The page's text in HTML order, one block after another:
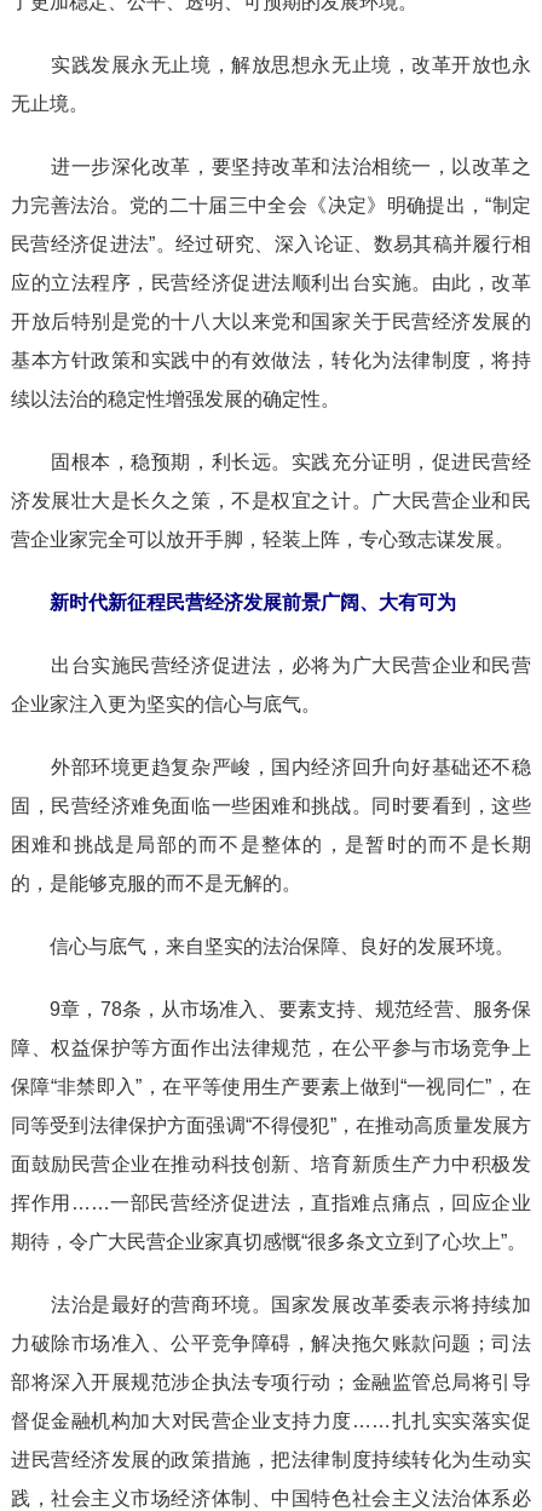
实践发展永无止境，解放思想永无止境，改革开放也永
无止境。
进一步深化改革，要坚持改革和法治相统一，以改革之
力完善法治。党的二十届三中全会《决定》明确提出，“制定
民营经济促进法”。经过研究、深入论证、数易其稿并履行相
应的立法程序，民营经济促进法顺利出台实施。由此，改革
开放后特别是党的十八大以来党和国家关于民营经济发展的
基本方针政策和实践中的有效做法，转化为法律制度，将持
续以法治的稳定性增强发展的确定性。
固根本，稳预期，利长远。实践充分证明，促进民营经
济发展壮大是长久之策，不是权宜之计。广大民营企业和民
营企业家完全可以放开手脚，轻装上阵，专心致志谋发展。
新时代新征程民营经济发展前景广阔、大有可为
出台实施民营经济促进法，必将为广大民营企业和民营
企业家注入更为坚实的信心与底气。
外部环境更趋复杂严峻，国内经济回升向好基础还不稳
固，民营经济难免面临一些困难和挑战。同时要看到，这些
困难和挑战是局部的而不是整体的，是暂时的而不是长期
的，是能够克服的而不是无解的。
信心与底气，来自坚实的法治保障、良好的发展环境。
9章，78条，从市场准入、要素支持、规范经营、服务保
障、权益保护等方面作出法律规范，在公平参与市场竞争上
保障“非禁即入”，在平等使用生产要素上做到“一视同仁”，在
同等受到法律保护方面强调“不得侵犯”，在推动高质量发展方
面鼓励民营企业在推动科技创新、培育新质生产力中积极发
挥作用……一部民营经济促进法，直指难点痛点，回应企业
期待，令广大民营企业家真切感慨“很多条文立到了心坎上”。
法治是最好的营商环境。国家发展改革委表示将持续加
力破除市场准入、公平竞争障碍，解决拖欠账款问题；司法
部将深入开展规范涉企执法专项行动；金融监管总局将引导
督促金融机构加大对民营企业支持力度……扎扎实实落实促
进民营经济发展的政策措施，把法律制度持续转化为生动实
践，社会主义市场经济体制、中国特色社会主义法治体系必